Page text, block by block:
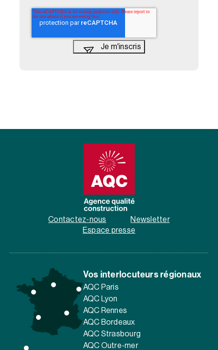
Contactez-nous
Newsletter
Espace presse
Vos interlocuteurs régionaux
AQC Paris
AQC Lyon
AQC Rennes
AQC Bordeaux
AQC Strasbourg
AQC Outre-mer